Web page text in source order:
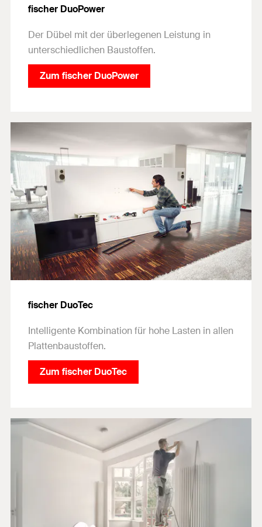
fischer DuoPower
Der Dübel mit der überlegenen Leistung in
unterschiedlichen Baustoffen.
Zum fischer DuoPower
fischer DuoTec
Intelligente Kombination für hohe Lasten in allen
Plattenbaustoffen.
Zum fischer DuoTec